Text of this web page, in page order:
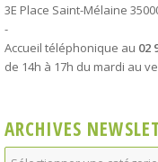
3E Place Saint-Mélaine
-
Accueil téléphonique au 02
de 14h à 17h du mardi au
ARCHIVES
Archives